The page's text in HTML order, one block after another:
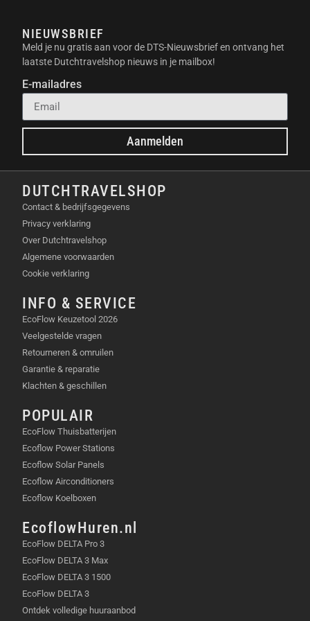
kaart om de opslagcapaciteit van je
smartphone of tablet uit te breiden. Sla al
je foto’s, video’s en apps op de kaart op.
Reisvlogs:
kaart erg geschikt voor reisvlogs.
BELANGRIJKSTE
EIGENSCHAPPEN
Capaciteit: 64GB
Leessnelheid: tot 190MB/s
Schrijfsnelheid: tot 90MB/s
Videoklasse: V30
App-prestaties: A2
UHS-I
Schokbestendig, temperatuurbestendig,
waterdicht en röntgenbestendig
INHOUD VAN DE VERPAKKING
SanDisk Extreme 64GB MicroSDXC UHS-I V30
TECHNISCHE SPECIFICATIES
Leessnelheid: tot 190MB/s
Schrijfsnelheid: tot 90MB/s
Temperatuurbereik: -25°C tot 85°C
VEELGESTELDE VRAGEN (FAQ)
Is de SanDisk Extreme microSD-kaart
NIEUWSBRIEF
Meld je nu gratis aan voor de DTS-Nieuwsbrief en ontvang het
laatste Dutchtravelshop nieuws in je mailbox!
E-mailadres
Aanmelden
DUTCHTRAVELSHOP
Contact & bedrijfsgegevens
Privacy verklaring
Over Dutchtravelshop
Algemene voorwaarden
Cookie verklaring
INFO & SERVICE
EcoFlow Keuzetool 2026
Veelgestelde vragen
Retourneren & omruilen
Garantie & reparatie
Klachten & geschillen
POPULAIR
EcoFlow Thuisbatterijen
Ecoflow Power Stations
Ecoflow Solar Panels
Ecoflow Airconditioners
Ecoflow Koelboxen
EcoflowHuren.nl
EcoFlow DELTA Pro 3
EcoFlow DELTA 3 Max
EcoFlow DELTA 3 1500
EcoFlow DELTA 3
Ontdek volledige huuraanbod